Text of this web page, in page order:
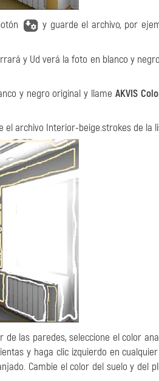
y guarde el archivo, por
y Ud verá la foto en blanco y
y negro original y llame AKVIS
el archivo Interior-beige.strokes de la
las paredes, seleccione el color
y haga clic izquierdo en
Cambie el color del suelo y del